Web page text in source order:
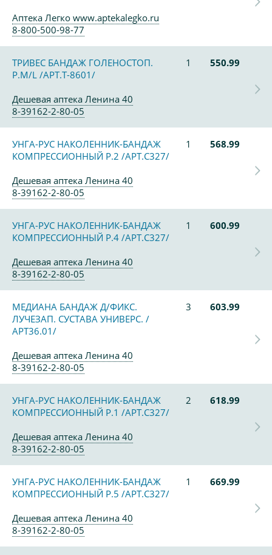
Аптека Легко www.aptekalegko.ru
8-800-500-98-77
ТРИВЕС БАНДАЖ ГОЛЕНОСТОП.
Р.М/L /АРТ.Т-8601/
1 550.99
Дешевая аптека Ленина 40
8-39162-2-80-05
УНГА-РУС НАКОЛЕННИК-БАНДАЖ
КОМПРЕССИОННЫЙ Р.2 /АРТ.С327/
1 568.99
Дешевая аптека Ленина 40
8-39162-2-80-05
УНГА-РУС НАКОЛЕННИК-БАНДАЖ
КОМПРЕССИОННЫЙ Р.4 /АРТ.С327/
1 600.99
Дешевая аптека Ленина 40
8-39162-2-80-05
МЕДИАНА БАНДАЖ Д/ФИКС.
ЛУЧЕЗАП. СУСТАВА УНИВЕРС. /
АРТ36.01/
3 603.99
Дешевая аптека Ленина 40
8-39162-2-80-05
УНГА-РУС НАКОЛЕННИК-БАНДАЖ
КОМПРЕССИОННЫЙ Р.1 /АРТ.С327/
2 618.99
Дешевая аптека Ленина 40
8-39162-2-80-05
УНГА-РУС НАКОЛЕННИК-БАНДАЖ
КОМПРЕССИОННЫЙ Р.5 /АРТ.С327/
1 669.99
Дешевая аптека Ленина 40
8-39162-2-80-05